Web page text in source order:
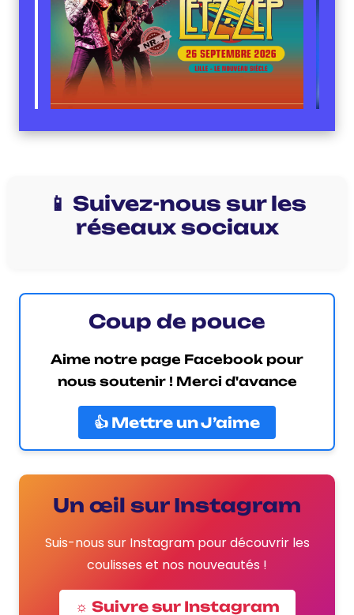
📱 Suivez-nous sur les
réseaux sociaux
Coup de pouce
Aime notre page Facebook pour
nous soutenir ! Merci d'avance
👍 Mettre un J’aime
Un œil sur Instagram
Suis-nous sur Instagram pour découvrir les
coulisses et nos nouveautés !
☼ Suivre sur Instagram